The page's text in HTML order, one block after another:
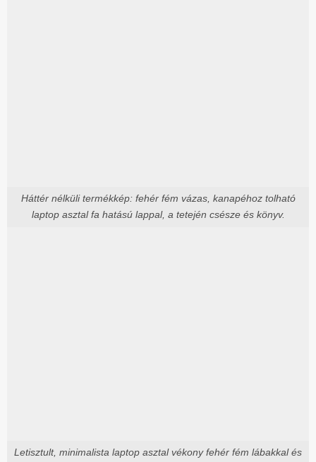
Háttér nélküli termékkép: fehér fém vázas, kanapéhoz tolható
laptop asztal fa hatású lappal, a tetején csésze és könyv.
Letisztult, minimalista laptop asztal vékony fehér fém lábakkal és